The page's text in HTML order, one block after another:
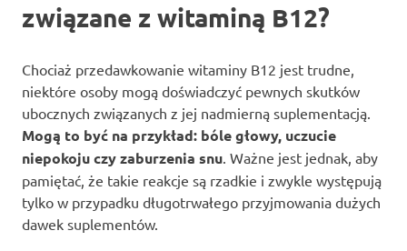
związane z witaminą B12?
Chociaż przedawkowanie witaminy B12 jest trudne,
niektóre osoby mogą doświadczyć pewnych skutków
ubocznych związanych z jej nadmierną suplementacją.
Mogą to być na przykład: bóle głowy, uczucie
niepokoju czy zaburzenia snu. Ważne jest jednak, aby
pamiętać, że takie reakcje są rzadkie i zwykle występują
tylko w przypadku długotrwałego przyjmowania dużych
dawek suplementów.